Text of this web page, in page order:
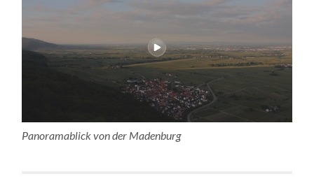
Panoramablick von der Madenburg